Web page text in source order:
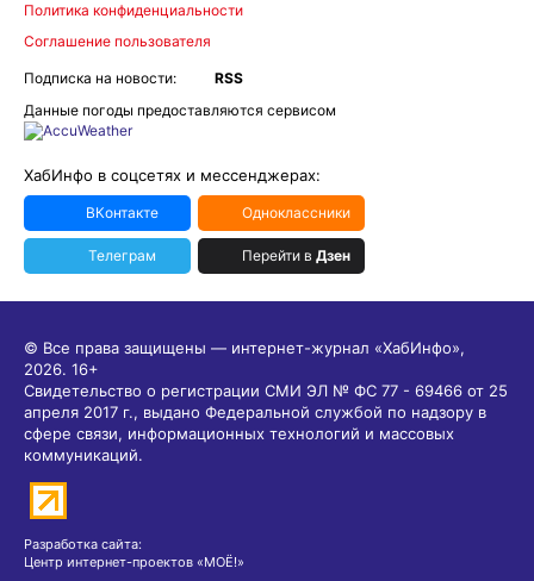
Политика конфиденциальности
Соглашение пользователя
Подписка на новости:
RSS
Данные погоды предоставляются сервисом
ХабИнфо в соцсетях и мессенджерах:
ВКонтакте Одноклассники
Телеграм Перейти в Дзен
© Все права защищены — интернет-журнал «ХабИнфо»,
2026. 16+
Свидетельство о регистрации СМИ ЭЛ № ФС 77 - 69466 от 25
апреля 2017 г., выдано Федеральной службой по надзору в
сфере связи, информационных технологий и массовых
коммуникаций.
Разработка сайта:
Центр интернет-проектов «МОЁ!»